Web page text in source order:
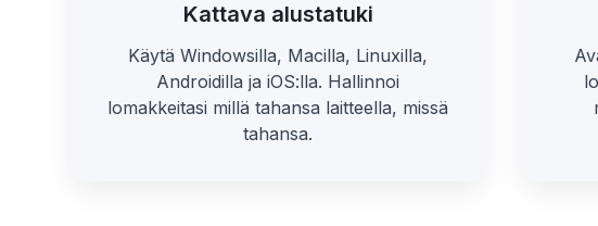
Kattava alustatuki
Käytä Windowsilla, Macilla, Linuxilla,
Androidilla ja iOS:lla. Hallinnoi
lomakkeitasi millä tahansa laitteella, missä
tahansa.